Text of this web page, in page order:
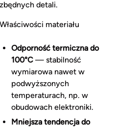
zbędnych detali.
Właściwości materiału
Odporność termiczna do
100°C— stabilność
wymiarowa nawet w
podwyższonych
temperaturach, np. w
obudowach elektroniki.
Mniejsza tendencja do